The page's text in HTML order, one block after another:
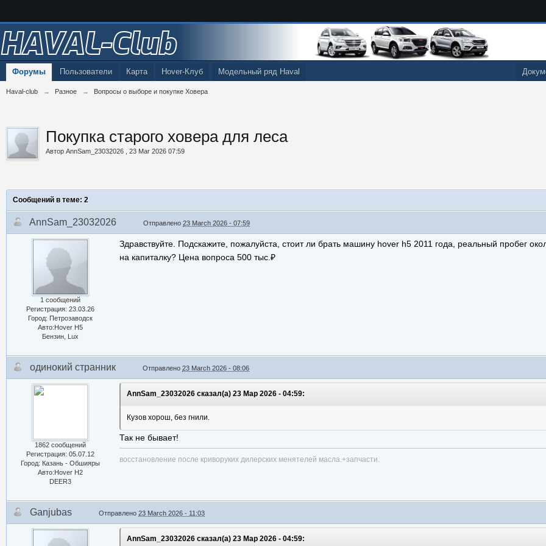
HAVAL-Club
Карта Hover-Клуб Модельный ряд Haval
Форумы Пользователи
Haval-club → Разное → Вопросы о выборе и покупке Ховера
Покупка старого ховера для леса
Автор AnnSam_23032026 23 Mar 2026 07:59
Сообщений в теме: 2
AnnSam_23032026 Отправлено 23 March 2026 - 07:59
1 сообщений
Регистрация: 23.03.26
Город: Петрозаводск
Авто:Hover H5
Бензин, Lux
Здравствуйте. Подскажите, пожалуйста, стоит ли брать машину hover h5 2011 года, реальный пробег
на капиталку? Цена вопроса 500 тыс.₽
одинокий странник Отправлено 23 March 2026 - 08:06
1862 сообщений
Регистрация: 05.07.12
Город: Казань - Обшияры
Авто:Hover H2
DEER3
AnnSam_23032026 сказал(а) 23 Мар 2026 - 04:59:
Кузов хорош, без гнили.
Так не бывает!
восстановление после криворуких дилерских менятелей масла.+запчасти.
Ganjubas Отправлено 23 March 2026 - 11:03
AnnSam_23032026 сказал(а) 23 Мар 2026 - 04:59: